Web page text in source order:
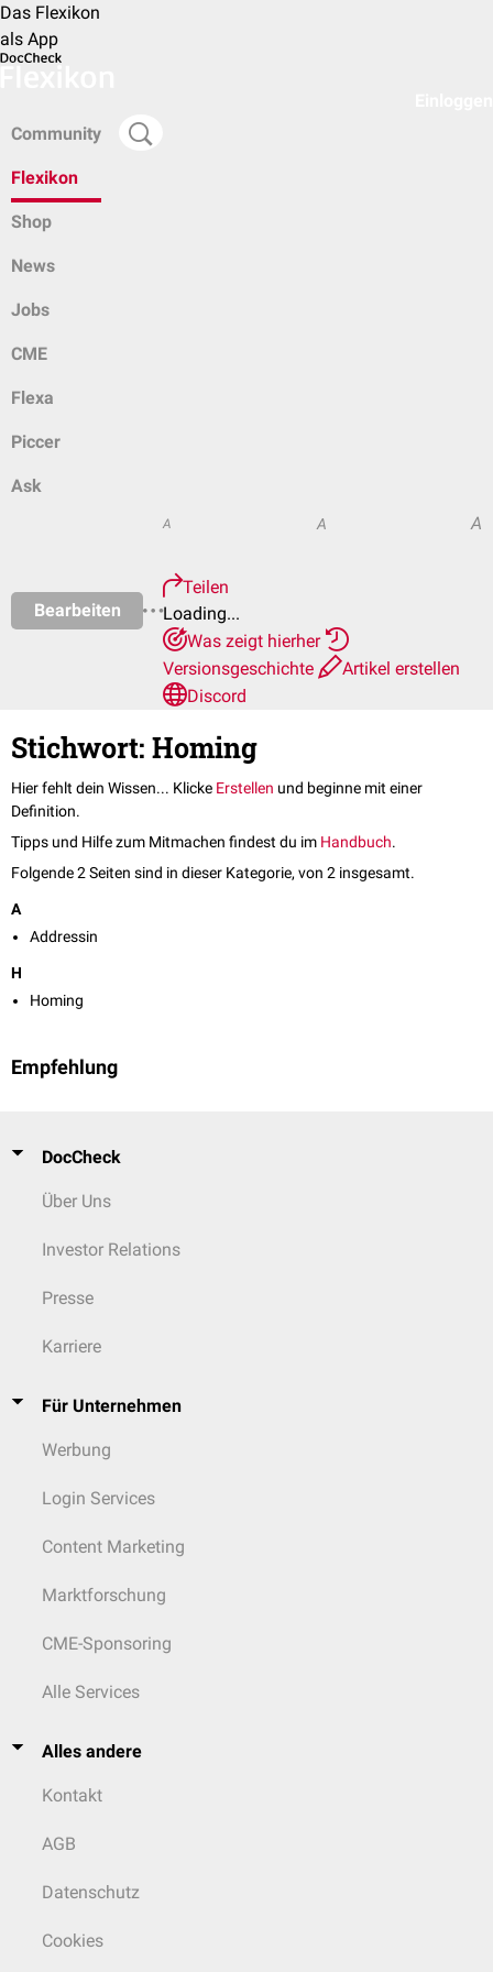
Das Flexikon
als App
Community
Flexikon
Shop
News
Jobs
CME
Flexa
Piccer
Ask
Bearbeiten
A A A
Teilen
Loading...
Was zeigt hierher
Versionsgeschichte
Artikel erstellen
Discord
Stichwort: Homing
Hier fehlt dein Wissen... Klicke Erstellen und beginne mit einer
Definition.
Tipps und Hilfe zum Mitmachen findest du im Handbuch.
Folgende 2 Seiten sind in dieser Kategorie, von 2 insgesamt.
A
Addressin
H
Homing
Empfehlung
DocCheck
Über Uns
Investor Relations
Presse
Karriere
Für Unternehmen
Werbung
Login Services
Content Marketing
Marktforschung
CME-Sponsoring
Alle Services
Alles andere
Kontakt
AGB
Datenschutz
Cookies